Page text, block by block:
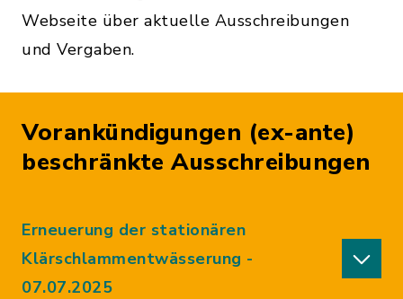
Webseite über aktuelle Ausschreibungen
und Vergaben.
Vorankündigungen (ex-ante)
beschränkte Ausschreibungen
Erneuerung der stationären
Klärschlammentwässerung -
07.07.2025